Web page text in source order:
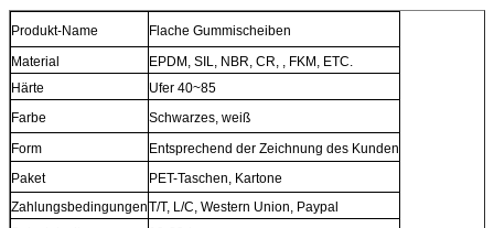
Produkt-Name
Flache Gummischeiben
Material
EPDM, SIL, NBR, CR, , FKM, ETC.
Härte
Ufer 40~85
Farbe
Schwarzes, weiß
Form
Entsprechend der Zeichnung des Kunden
Paket
PET-Taschen, Kartone
ZahlungsbedingungenT/T, L/C, Western Union, Paypal